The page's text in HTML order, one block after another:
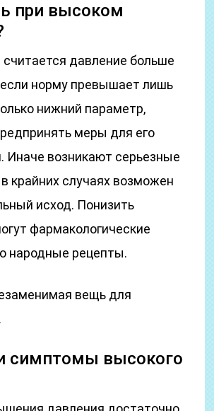
при высоком
давление больше
норму превышает лишь
нижний параметр,
меры для его
Иначе возникают серьезные
крайних случаях возможен
исход. Понизить
фармакологические
народные рецепты.
вещь для
симптомы высокого